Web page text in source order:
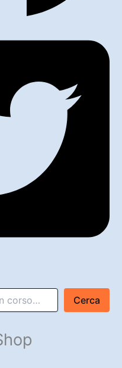
Cerca